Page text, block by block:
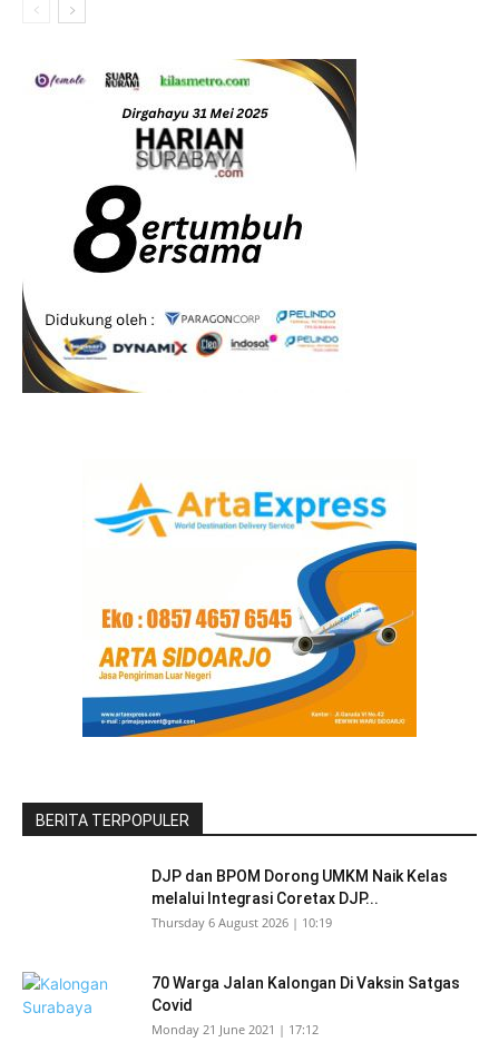
BERITA TERPOPULER
DJP dan BPOM Dorong UMKM Naik Kelas
melalui Integrasi Coretax DJP...
Thursday 6 August 2026 | 10:19
70 Warga Jalan Kalongan Di Vaksin Satgas
Covid
Monday 21 June 2021 | 17:12